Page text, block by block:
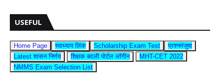
USEFUL
Home Page स्वाध्याय लिंक Scholarship Exam Test
प्रश्नमंजुषा
Latest शासन निर्णय
शिक्षक बदली पोर्टल लॉगीन
MHT-CET 2022
NMMS Exam Selection List